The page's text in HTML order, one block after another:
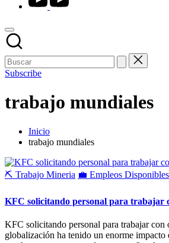
Subscribe
trabajo mundiales
Inicio
trabajo mundiales
Publicado
⛏️ Trabajo Mineria 💼 Empleos Disponibles
KFC solicitando personal para trabajar
KFC solicitando personal para trabajar con
globalización ha tenido un enorme impacto